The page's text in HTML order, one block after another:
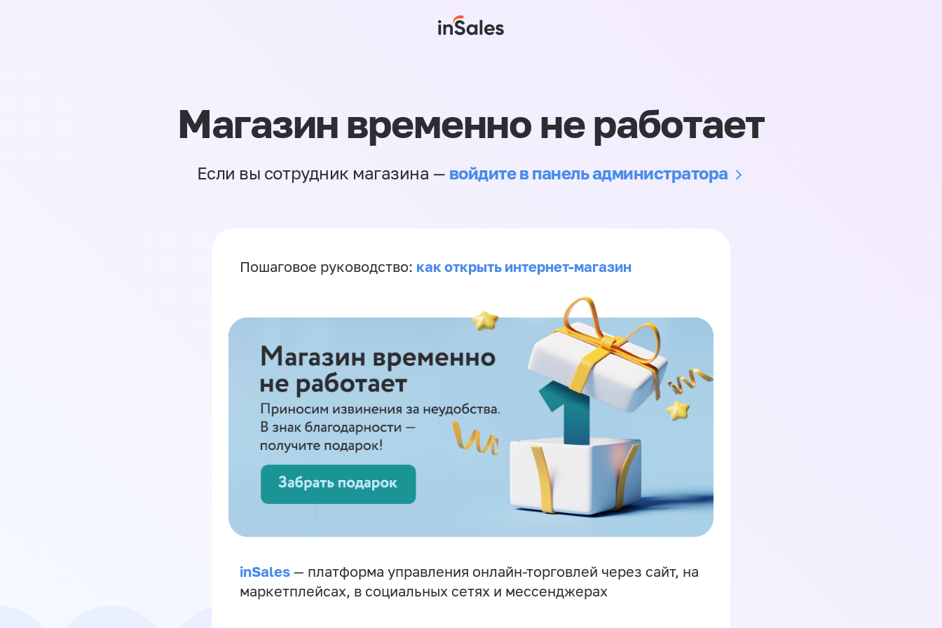
Магазин временно не работает
Если вы сотрудник магазина — войдите в панель администратора
Пошаговое руководство: как открыть интернет-магазин
inSales — платформа управления онлайн-торговлей через сайт, на
маркетплейсах, в социальных сетях и мессенджерах